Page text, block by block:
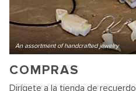
An assortment of handcrafted jewelry
COMPRAS
Dirígete a la tienda de